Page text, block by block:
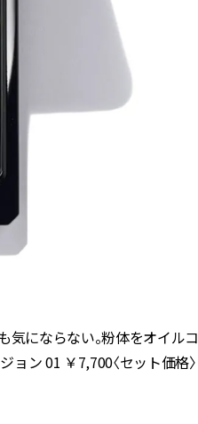
にならない。粉体をオイルコ
ン 01 ￥7,700〈セット価格〉